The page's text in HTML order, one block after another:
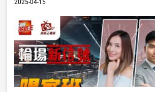
2025-04-15